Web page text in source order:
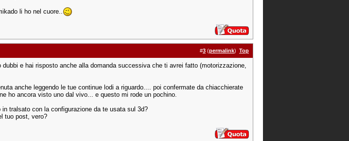
li ho nel cuore..
#3 (permalink) Top
e hai risposto anche alla domanda successiva che ti avrei fatto (motorizzazione,
anche leggendo le tue continue lodi a riguardo.... poi confermate da chiacchierate
ho ancora visto uno dal vivo... e questo mi rode un pochino.
tralsato con la configurazione da te usata sul 3d?
tuo post, vero?